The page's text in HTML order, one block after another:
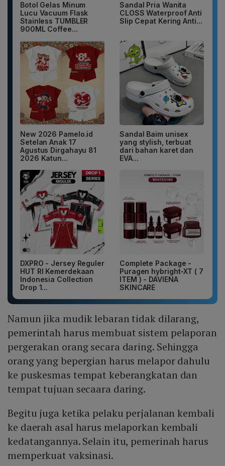
Botol Gelas Minum
Lucu Vacuum Flask
Stainless TUMBLER
900ML Coffee...
Sandal Pria Wanita
CLOSS Waterproof Anti
Slip Cepat Kering Anti...
New 2026 Pamelo.id
Setelan Anak 17
Agustus Dirgahayu 81
2026 Katun...
Sandal Baim unisex
yang stylish, terbuat
dari bahan karet dan
EVA...
DXPRO - Jersey Reguler
HUT RI Kemerdekaan
Indonesia Collection
Drop 1...
Complete Package -
Puragen hybright-XT ( 7
ITEM ) - DAVIENA
SKINCARE
Namun jika mudik lebaran tidak dilarang,
pemerintah harus membuat sistem pelaporan
pergerakan orang secara daring. Sehingga
orang yang bepergian harus melapor dahulu
ke puskesmas tempat keberangkatan dan
tempat tujuan secaara daring.
Begitu juga ketika pelaku perjalanan kembali
ke daerah asal harus melaporkan kembali
kedatangannya. Selain itu, pemerinah harus
memperkuat vaksinasi.